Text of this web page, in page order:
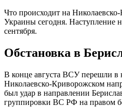
Что происходит на
Украины сегодня. Наступление
сентября.
Обстановка в
В конце августа ВСУ перешли в
Николаевско-Криворожском
был удар в направлении
группировки ВС РФ на правом